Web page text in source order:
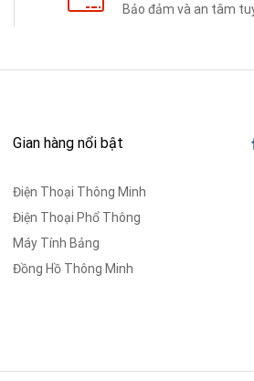
Bảo đảm và an tâm
Gian hàng nổi bật
Điện Thoại Thông Minh
Điện Thoại Phổ Thông
Máy Tính Bảng
Đồng Hồ Thông Minh